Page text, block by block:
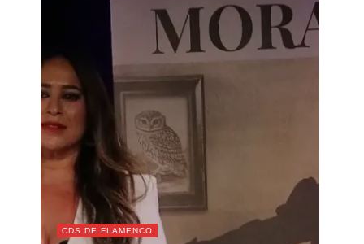
CDS DE FLAMENCO